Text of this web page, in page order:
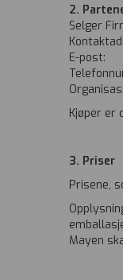
2.
Selger
E-post:
Kjøper er
3. Priser
Prisene,
Mayen